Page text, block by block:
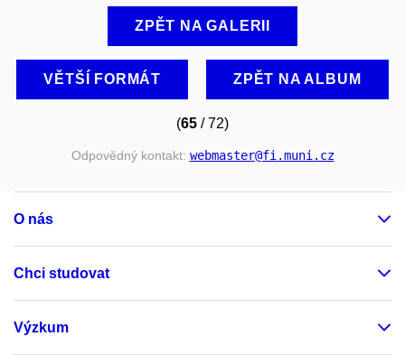
ZPĚT NA GALERII
VĚTŠÍ FORMÁT ZPĚT NA ALBUM
(65 / 72)
Odpovědný kontakt: webmaster@fi.muni.cz
O nás
Chci studovat
Výzkum